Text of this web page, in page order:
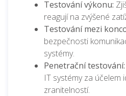
Testování výkonu:
reagují na zvýšené
Testování mezi
bezpečnosti
systémy.
Penetrační testování:
IT systémy za účelem
zranitelností.